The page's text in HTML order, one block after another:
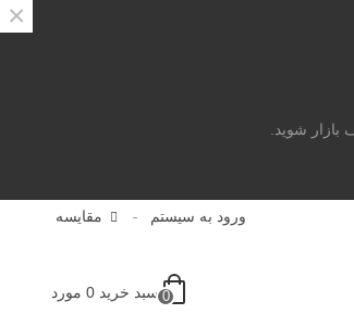
شوید.
×
ورود به سیستم مقایسه
0 سبد خرید 0 مورد